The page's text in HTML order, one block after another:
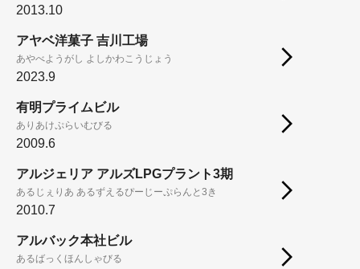
2013.10
アヤベ洋菓子 吉川工場
あやべようがし よしかわこうじょう
2023.9
有明プライムビル
ありあけぷらいむびる
2009.6
アルジェリア アルズLPGプラント3期
あるじぇりあ あるずえるぴーじーぷらんと3き
2010.7
アルバック本社ビル
あるばっくほんしゃびる